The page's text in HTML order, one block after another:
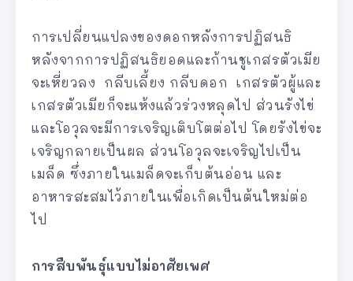
การเปลี่ยนแปลงของดอกหลังการปฏิสนธิ
หลังจากการปฏิสนธิยอดและก้านชูเกสรตัวเมีย
จะเหี่ยวลง กลีบเลี้ยง กลีบดอก เกสรตัวผู้และ
เกสรตัวเมียก็จะแห้งแล้วร่วงหลุดไป ส่วนรังไข่
และโอวุลจะมีการเจริญเติบโตต่อไป โดยรังไข่จะ
เจริญกลายเป็นผล ส่วนโอวุลจะเจริญไปเป็น
เมล็ด ซึ่งภายในเมล็ดจะเก็บต้นอ่อน และ
อาหารสะสมไว้ภายในเพื่อเกิดเป็นต้นใหม่ต่อ
ไป
การสืบพันธุ์แบบไม่อาศัยเพศ